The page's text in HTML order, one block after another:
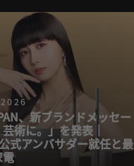
、新ブランドメッセー
術に。」を発表｜
式アンバサダー就任と最